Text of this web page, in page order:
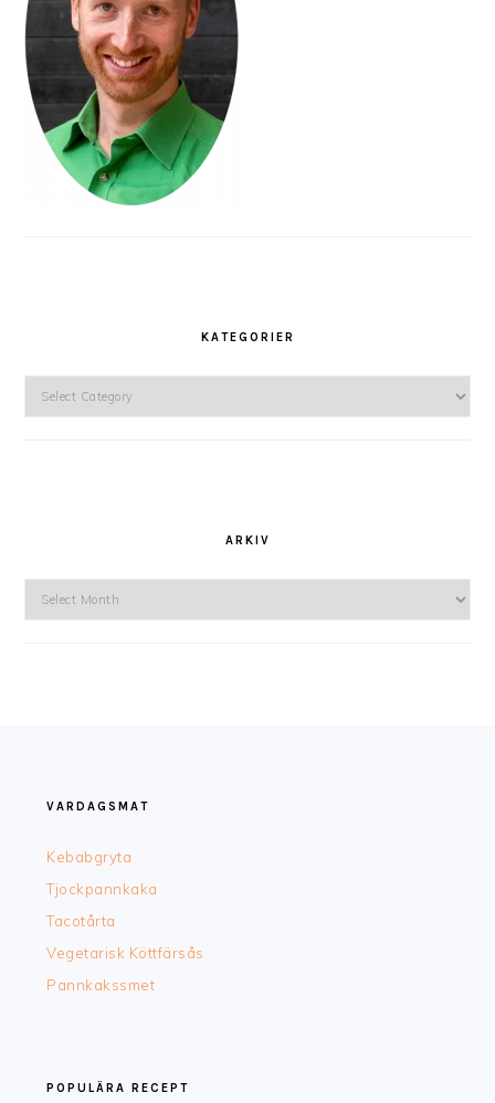
KATEGORIER
Kategorier
ARKIV
Arkiv
VARDAGSMAT
Kebabgryta
Tjockpannkaka
Tacotårta
Vegetarisk Köttfärsås
Pannkakssmet
POPULÄRA RECEPT